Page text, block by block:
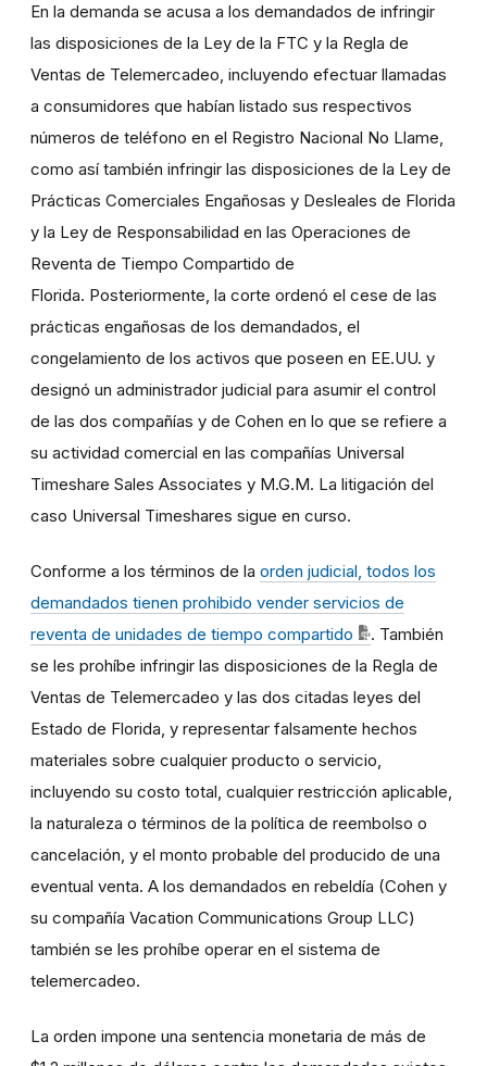
En la demanda se acusa a los demandados de infringir
las disposiciones de la Ley de la FTC y la Regla de
Ventas de Telemercadeo, incluyendo efectuar llamadas
a consumidores que habían listado sus respectivos
números de teléfono en el Registro Nacional No Llame,
como así también infringir las disposiciones de la Ley de
Prácticas Comerciales Engañosas y Desleales de Florida
y la Ley de Responsabilidad en las Operaciones de
Reventa de Tiempo Compartido de
Florida. Posteriormente, la corte ordenó el cese de las
prácticas engañosas de los demandados, el
congelamiento de los activos que poseen en EE.UU. y
designó un administrador judicial para asumir el control
de las dos compañías y de Cohen en lo que se refiere a
su actividad comercial en las compañías Universal
Timeshare Sales Associates y M.G.M. La litigación del
caso Universal Timeshares sigue en curso.
Conforme a los términos de la orden judicial, todos los
demandados tienen prohibido vender servicios de
reventa de unidades de tiempo compartido
. También
se les prohíbe infringir las disposiciones de la Regla de
Ventas de Telemercadeo y las dos citadas leyes del
Estado de Florida, y representar falsamente hechos
materiales sobre cualquier producto o servicio,
incluyendo su costo total, cualquier restricción aplicable,
la naturaleza o términos de la política de reembolso o
cancelación, y el monto probable del producido de una
eventual venta. A los demandados en rebeldía (Cohen y
su compañía Vacation Communications Group LLC)
también se les prohíbe operar en el sistema de
telemercadeo.
La orden impone una sentencia monetaria de más de